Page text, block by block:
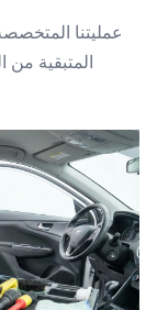
عمليتنا
المتبقية